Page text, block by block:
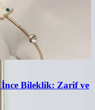
İnce Bileklik: Zarif ve